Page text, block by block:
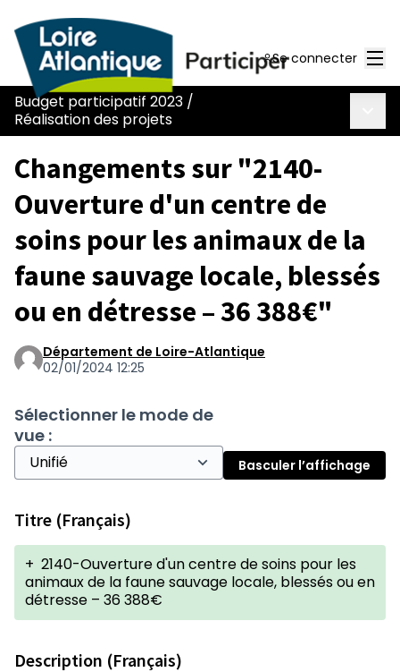
Se connecter
Budget participatif 2023 /
Réalisation des projets
Changements sur "2140-
Ouverture d'un centre de
soins pour les animaux de la
faune sauvage locale, blessés
ou en détresse – 36 388€"
Département de Loire-Atlantique
02/01/2024 12:25
Sélectionner le mode de
vue :
Basculer l’affichage
Titre (Français)
+ 2140-Ouverture d'un centre de soins pour les
animaux de la faune sauvage locale, blessés ou en
détresse – 36 388€
Description (Français)